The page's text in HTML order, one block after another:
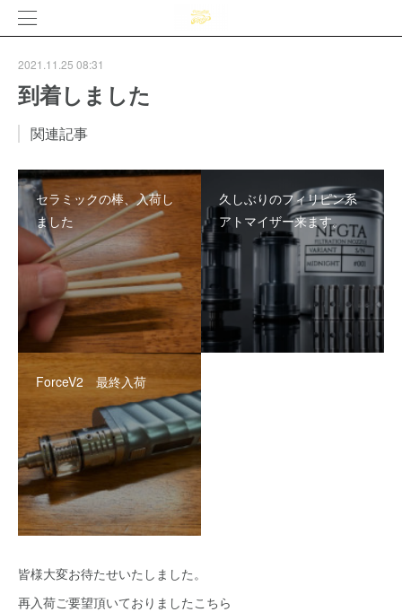
2021.11.25 08:31
到着しました
関連記事
セラミックの棒、入荷し
ました
久しぶりのフィリピン系
アトマイザー来ます。
ForceV2 最終入荷
皆様大変お待たせいたしました。
再入荷ご要望頂いておりましたこちら